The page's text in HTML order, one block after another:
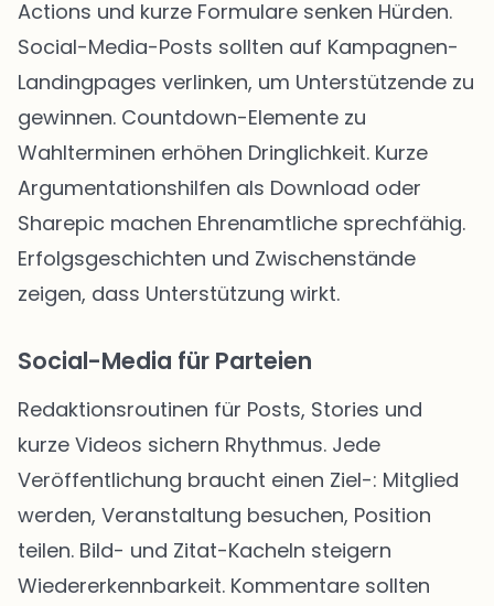
Actions und kurze Formulare senken Hürden.
Social-Media-Posts sollten auf Kampagnen-
Landingpages verlinken, um Unterstützende zu
gewinnen. Countdown-Elemente zu
Wahlterminen erhöhen Dringlichkeit. Kurze
Argumentationshilfen als Download oder
Sharepic machen Ehrenamtliche sprechfähig.
Erfolgsgeschichten und Zwischenstände
zeigen, dass Unterstützung wirkt.
Social-Media für Parteien
Redaktionsroutinen für Posts, Stories und
kurze Videos sichern Rhythmus. Jede
Veröffentlichung braucht einen Ziel-: Mitglied
werden, Veranstaltung besuchen, Position
teilen. Bild- und Zitat-Kacheln steigern
Wiedererkennbarkeit. Kommentare sollten